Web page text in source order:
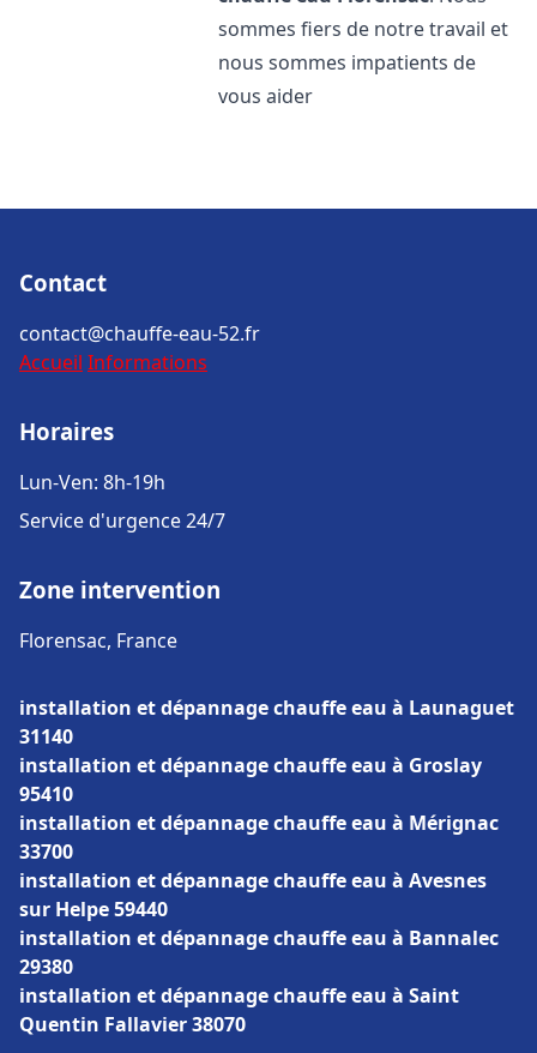
sommes fiers de notre travail et
nous sommes impatients de
vous aider
Contact
contact@chauffe-eau-52.fr
Accueil Informations
Horaires
Lun-Ven: 8h-19h
Service d'urgence 24/7
Zone intervention
Florensac, France
installation et dépannage chauffe eau à Launaguet
31140
installation et dépannage chauffe eau à Groslay
95410
installation et dépannage chauffe eau à Mérignac
33700
installation et dépannage chauffe eau à Avesnes
sur Helpe 59440
installation et dépannage chauffe eau à Bannalec
29380
installation et dépannage chauffe eau à Saint
Quentin Fallavier 38070